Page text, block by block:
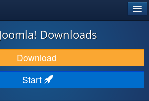
Joomla! Downloads
Download
Start